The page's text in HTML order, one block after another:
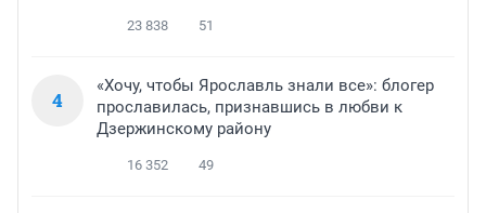
23 838 51
4
«Хочу, чтобы Ярославль знали все»: блогер
прославилась, признавшись в любви к
Дзержинскому району
16 352 49